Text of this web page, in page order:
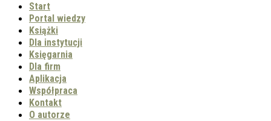
Start
Portal wiedzy
Książki
Dla instytucji
Księgarnia
Dla firm
Aplikacja
Współpraca
Kontakt
O autorze